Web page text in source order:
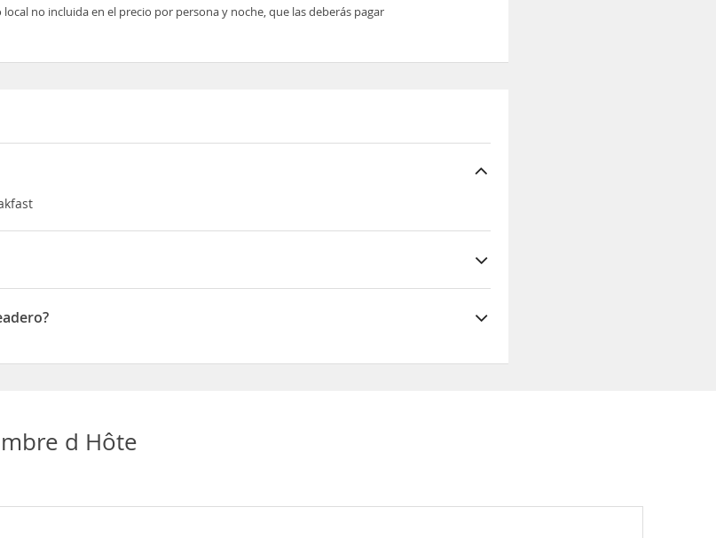
no incluida en el precio por persona y noche, que las deberás pagar
Courbet
d Hôte